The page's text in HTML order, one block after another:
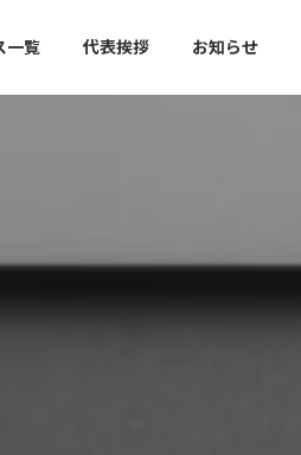
一覧 代表挨拶 お知らせ